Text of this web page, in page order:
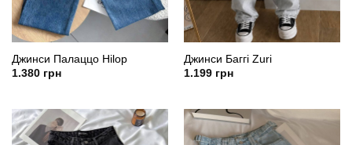
Джинси Палаццо Hilop
1.380грн
Джинси Баггі Zuri
1.199грн